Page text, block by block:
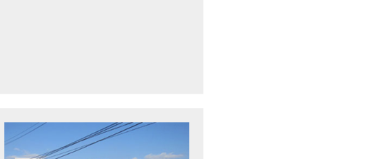
「CB1000R」のヘッドライト等の外観デザインやカラーリングの変更など熟成を図り発売！
「NC750X」大型スポーツモデル NC750X をフルモデルチェンジし発売！